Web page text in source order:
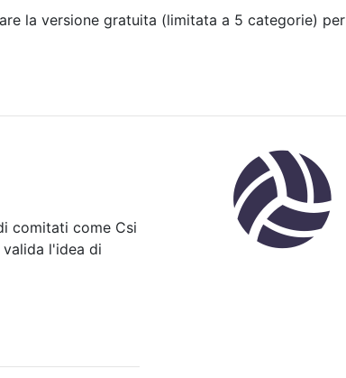
la versione gratuita (limitata a 5 categorie)
comitati come Csi
l'idea di